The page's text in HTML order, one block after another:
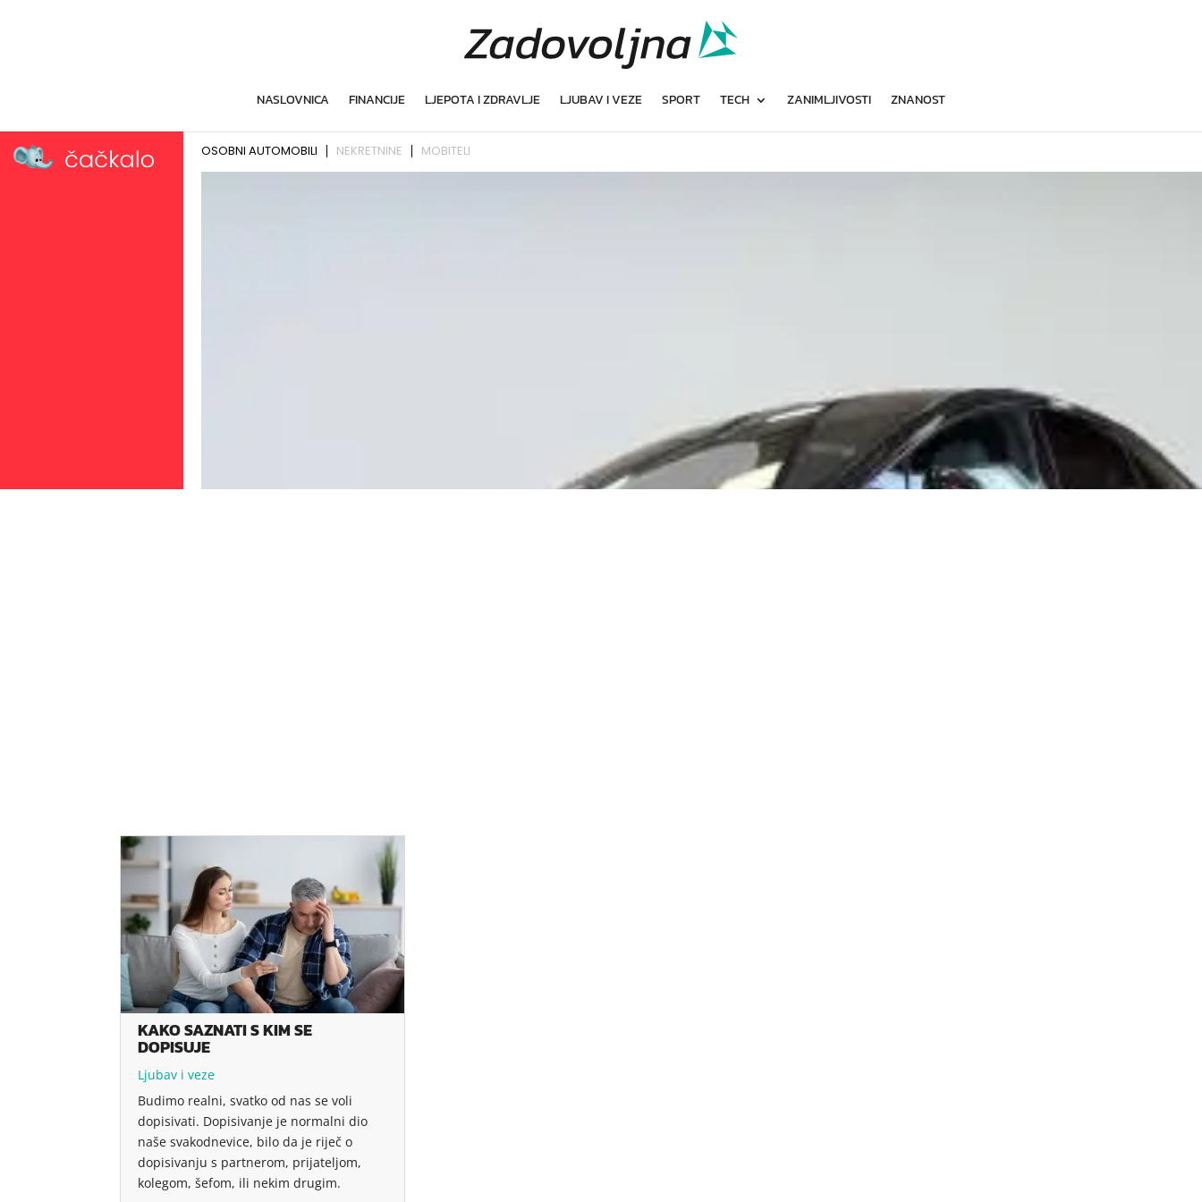
NASLOVNICA FINANCIJE LJEPOTA I ZDRAVLJE LJUBAV I VEZE SPORT TECH ZANIMLJIVOSTI ZNANOST
KAKO SAZNATI S KIM SE
DOPISUJE
Ljubav i veze
Budimo realni, svatko od nas se voli
dopisivati. Dopisivanje je normalni dio
naše svakodnevice, bilo da je riječ o
dopisivanju s partnerom, prijateljom,
kolegom, šefom, ili nekim drugim.